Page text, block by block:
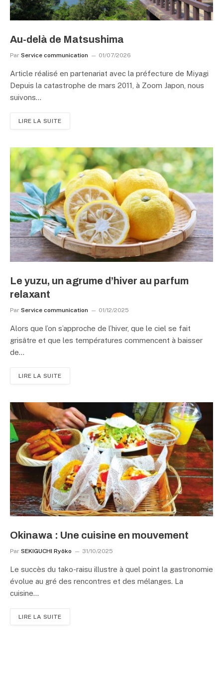
Au-delà de Matsushima
Par Service communication 01/07/2026
Article réalisé en partenariat avec la préfecture de Miyagi
Depuis la catastrophe de mars 2011, à Zoom Japon, nous
suivons…
LIRE LA SUITE
Le yuzu, un agrume d’hiver au parfum
relaxant
Par Service communication 01/12/2025
Alors que l’on s’approche de l’hiver, que le ciel se fait
grisâtre et que les températures commencent à baisser
de…
LIRE LA SUITE
Okinawa : Une cuisine en mouvement
Par SEKIGUCHI Ryôko 31/10/2025
Le succès du tako-raisu illustre à quel point la gastronomie
évolue au gré des rencontres et des mélanges. La
cuisine…
LIRE LA SUITE